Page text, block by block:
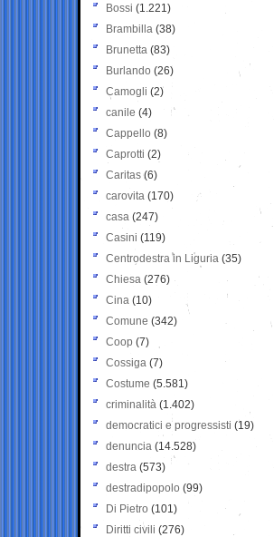
Bossi (1.221)
Brambilla (38)
Brunetta (83)
Burlando (26)
Camogli (2)
canile (4)
Cappello (8)
Caprotti (2)
Caritas (6)
carovita (170)
casa (247)
Casini (119)
Centrodestra in Liguria (35)
Chiesa (276)
Cina (10)
Comune (342)
Coop (7)
Cossiga (7)
Costume (5.581)
criminalità (1.402)
democratici e progressisti (19)
denuncia (14.528)
destra (573)
destradipopolo (99)
Di Pietro (101)
Diritti civili (276)